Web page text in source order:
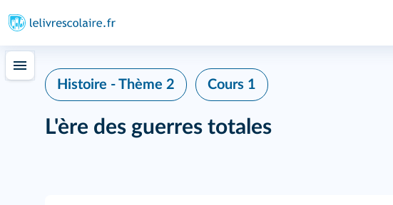
Histoire - Thème 2 Cours 1
L'ère des guerres totales